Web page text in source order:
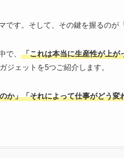
す。そして、その鍵を握るのが
で、
「これは本当に生産性が上が
ジェットを5つご紹介します。
か」「それによって仕事がどう変